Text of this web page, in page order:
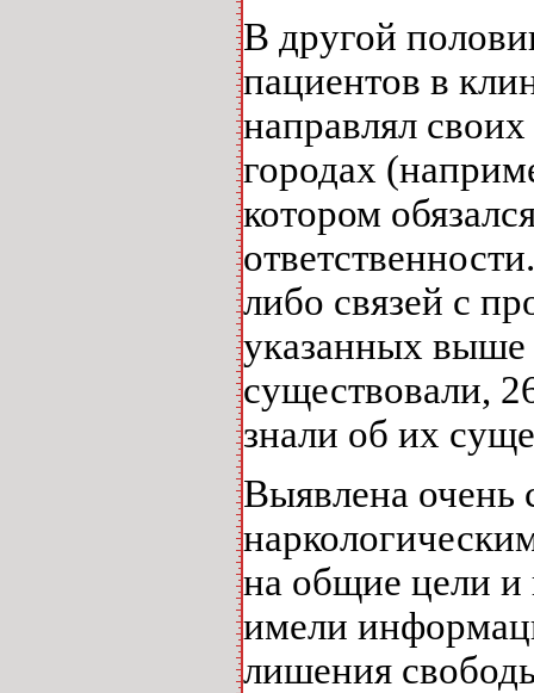
В другой
пациентов в
направлял
городах
котором
либо связей с
указанных выше
существовали,
знали об их
Выявлена очень
на общие цели и
имели
лишения